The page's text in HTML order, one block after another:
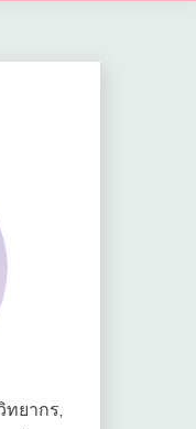
ยากร,